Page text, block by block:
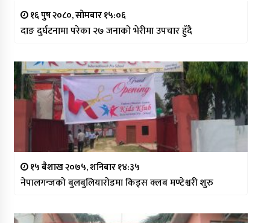
१६ पुष २०८०, सोमबार १५:०६
दाङ दुर्घटनामा परेका २७ जनाको भेरीमा उपचार हुँदै
१५ बैशाख २०७५, शनिबार १४:३५
नेपालगन्जकाे बुलबुलियाराेडमा किड्स क्लब मण्टेश्वरी शुरु